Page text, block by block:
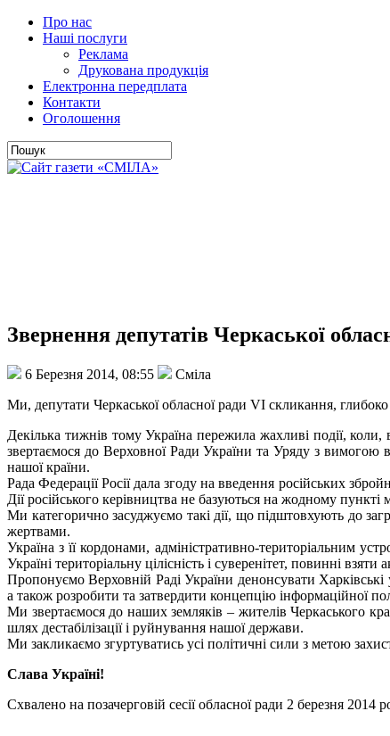
Про нас
Наші послуги
Реклама
Друкована продукція
Електронна передплата
Контакти
Оголошення
Звернення депутатів Черкаської
6 Березня 2014, 08:55
Сміла
Ми, депутати Черкаської обласної ради VI скликання,
Декілька тижнів тому Україна пережила жахливі події,
звертаємося до Верховної Ради України та Уряду з вимогою
нашої країни.
Рада Федерації Росії дала згоду на введення російських
Дії російського керівництва не базуються на жодному
Ми категорично засуджуємо такі дії, що підштовхують до
жертвами.
Україна з її кордонами, адміністративно-територіальним
Україні територіальну цілісність і суверенітет, повинні
Пропонуємо Верховній Раді України денонсувати
а також розробити та затвердити концепцію інформаційної
Ми звертаємося до наших земляків – жителів Черкаського
шлях дестабілізації і руйнування нашої держави.
Ми закликаємо згуртуватись усі політичні сили з метою
Слава Україні!
Схвалено на позачерговій сесії обласної ради 2 березня 2014